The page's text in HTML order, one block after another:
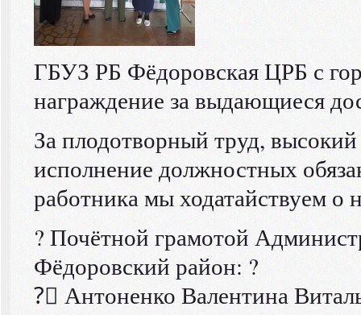
ГБУЗ РБ Фёдоровская ЦРБ с
награждение за выдающиеся
За плодотворный труд,
исполнение должностных
работника мы ходатайствуем о
? Почётной грамотой
Фёдоровский район: ?
?‍⚕ Антоненко Валентина